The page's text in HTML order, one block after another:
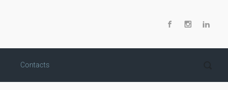
Contacts